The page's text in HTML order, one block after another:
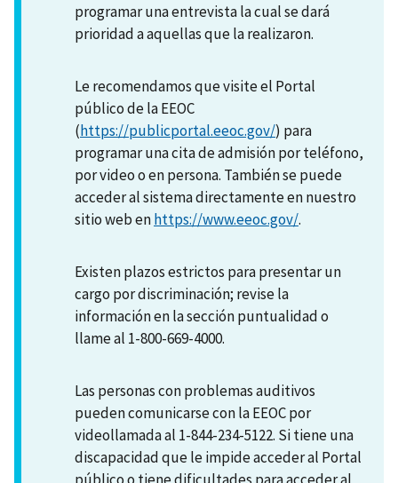
programar una entrevista la cual se dará
prioridad a aquellas que la realizaron.
Le recomendamos que visite el Portal
público de la EEOC
(https://publicportal.eeoc.gov/) para
programar una cita de admisión por teléfono,
por video o en persona. También se puede
acceder al sistema directamente en nuestro
sitio web enhttps://www.eeoc.gov/.
Existen plazos estrictos para presentar un
cargo por discriminación; revise la
información en la sección puntualidad o
llame al 1-800-669-4000.
Las personas con problemas auditivos
pueden comunicarse con la EEOC por
videollamada al 1-844-234-5122. Si tiene una
discapacidad que le impide acceder al Portal
público o tiene dificultades para acceder al